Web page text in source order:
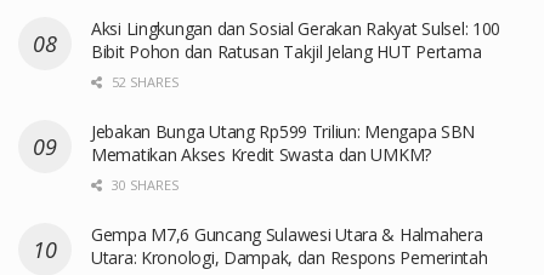
Aksi Lingkungan dan Sosial Gerakan Rakyat Sulsel: 100
Bibit Pohon dan Ratusan Takjil Jelang HUT Pertama
52 SHARES
Jebakan Bunga Utang Rp599 Triliun: Mengapa SBN
Mematikan Akses Kredit Swasta dan UMKM?
30 SHARES
Gempa M7,6 Guncang Sulawesi Utara & Halmahera
Utara: Kronologi, Dampak, dan Respons Pemerintah